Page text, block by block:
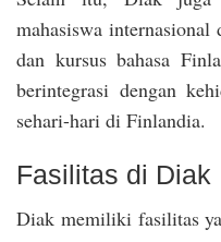
mahasiswa
dan kursus bahasa
berintegrasi dengan
sehari-hari di Finlandia.
Fasilitas di Diak
Diak memiliki fasilitas